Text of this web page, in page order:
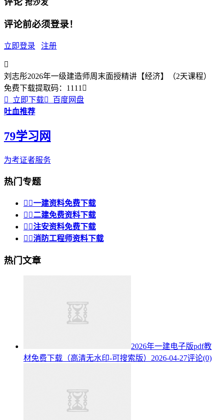
抢沙发
评论前必须登录！
立即登录 注册

刘志彤2026年一级建造师周末面授精讲【经济】（2天课程）
免费下载提取码： 1111 

立即下载
百度网盘
吐血推荐
79学习网
为考证者服务
热门专题
 一建资料免费下载
 二建免费资料下载
 注安资料免费下载
 消防工程师资料下载
热门文章
2026年一建电子版pdf教
材免费下载（高清无水印-可搜索版） 2026-04-27评论(0)